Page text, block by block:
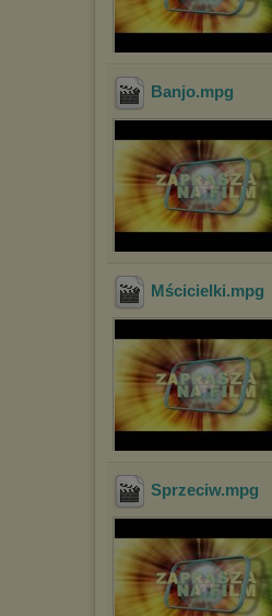
Banjo.mpg
Mścicielki.mpg
Sprzeciw.mpg